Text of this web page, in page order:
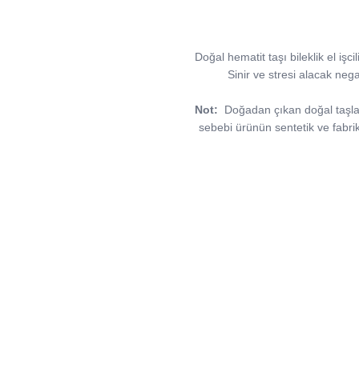
Doğal hematit taşı bileklik el
Sinir ve stresi alacak
Not:
Doğadan çıkan doğal
sebebi ürünün sentetik ve